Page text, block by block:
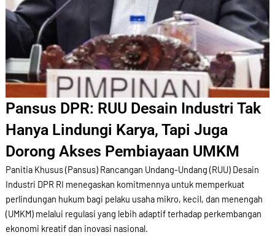
Pansus DPR: RUU Desain Industri Tak
Hanya Lindungi Karya, Tapi Juga
Dorong Akses Pembiayaan UMKM
Panitia Khusus (Pansus) Rancangan Undang-Undang (RUU) Desain
Industri DPR RI menegaskan komitmennya untuk memperkuat
perlindungan hukum bagi pelaku usaha mikro, kecil, dan menengah
(UMKM) melalui regulasi yang lebih adaptif terhadap perkembangan
ekonomi kreatif dan inovasi nasional.